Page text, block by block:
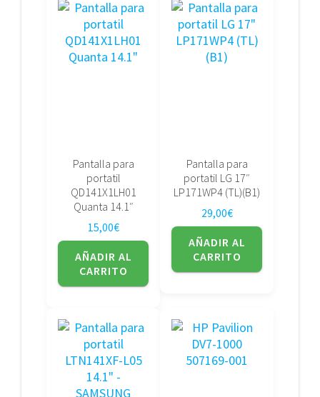
Pantalla para
portatil
QD141X1LH01
Quanta 14.1″
15,00€
AÑADIR AL
CARRITO
Pantalla para
portatil LG 17″
LP171WP4 (TL)(B1)
29,00€
AÑADIR AL
CARRITO